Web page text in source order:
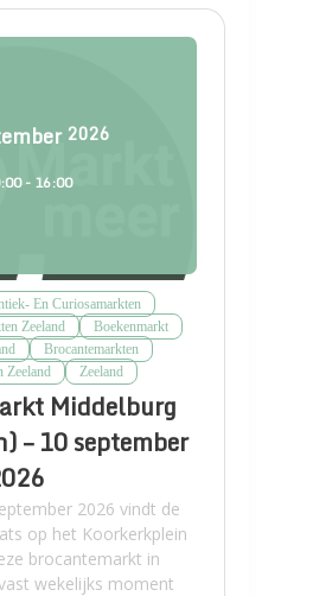
2026
- 16:00
En Curiosamarkten
Zeeland
Boekenmarkt
Brocantemarkten
Zeeland
Zeeland
Middelburg
– 10 september
2026 vindt de
op het Koorkerkplein
brocantemarkt in
wekelijks moment